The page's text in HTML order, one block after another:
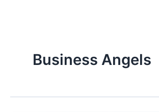
Business Angels